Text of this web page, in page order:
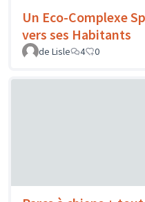
Un Eco-Complexe
vers ses Habitants
de Lisle
4 0